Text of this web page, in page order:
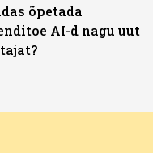
õpetada
AI-d nagu uut